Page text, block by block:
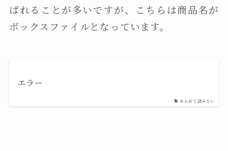
ばれることが多いですが、こちらは商品名が
ボックスファイルとなっています。
あわせて読みたい
エラー